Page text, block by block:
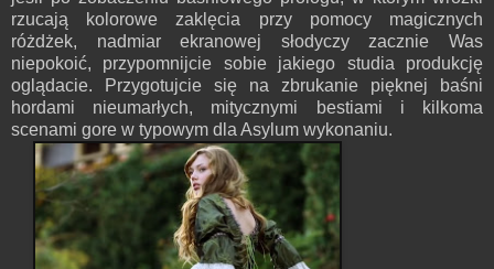
rzucają kolorowe zaklęcia przy pomocy magicznych
różdżek, nadmiar ekranowej słodyczy zacznie Was
niepokoić, przypomnijcie sobie jakiego studia produkcję
oglądacie. Przygotujcie się na zbrukanie pięknej baśni
hordami nieumarłych, mitycznymi bestiami i kilkoma
scenami gore w typowym dla Asylum wykonaniu.